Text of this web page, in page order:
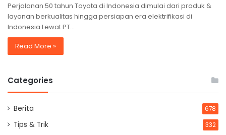
Perjalanan 50 tahun Toyota di Indonesia dimulai dari produk &
layanan berkualitas hingga persiapan era elektrifikasi di
Indonesia Lewat PT…
Read More »
Categories
Berita 678
Tips & Trik 332